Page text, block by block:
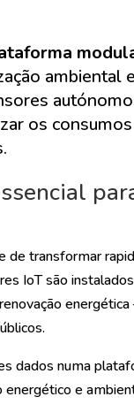
ambiental
os
de transformar
IoT são
dados numa
e